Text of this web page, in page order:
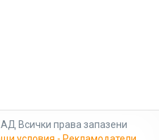
Всички права запазени